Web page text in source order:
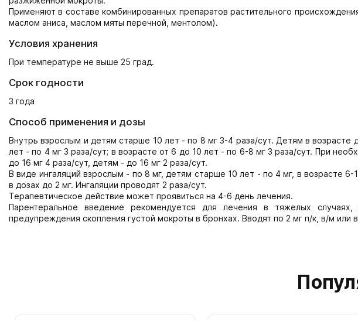
Применяют в составе комбинированных препаратов растительного
маслом аниса, маслом мяты перечной, ментолом).
Условия хранения
При температуре не выше 25 град.
Срок годности
3 года
Способ применения и дозы
Внутрь взрослым и детям старше 10 лет - по 8 мг 3-4 раза/сут. Детям в возрасте
лет - по 4 мг 3 раза/сут; в возрасте от 6 до 10 лет - по 6-8 мг 3 раза/сут. При
до 16 мг 4 раза/сут, детям - до 16 мг 2 раза/сут.
В виде ингаляций взрослым - по 8 мг, детям старше 10 лет - по 4 мг, в возрасте
в дозах до 2 мг. Ингаляции проводят 2 раза/сут.
Терапевтическое действие может проявиться на 4-6 день лечения.
Парентеральное введение рекомендуется для лечения в тяжелых
предупреждения скопления густой мокроты в бронхах. Вводят по 2 мг п/к, в/м или